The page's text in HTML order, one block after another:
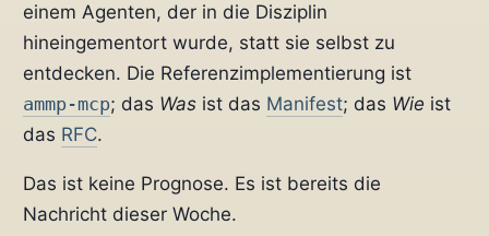
einem Agenten, der in die Disziplin
hineingementort wurde, statt sie selbst zu
entdecken. Die Referenzimplementierung ist
ammp-mcp; das Was ist das Manifest; das Wie ist
das RFC.
Das ist keine Prognose. Es ist bereits die
Nachricht dieser Woche.